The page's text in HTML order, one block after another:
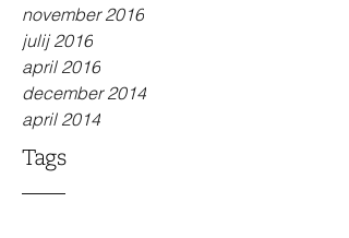
november 2016
julij 2016
april 2016
december 2014
april 2014
Tags